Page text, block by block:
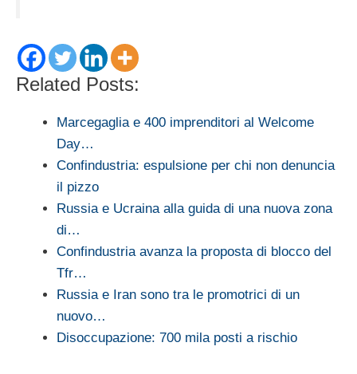
Related Posts:
Marcegaglia e 400 imprenditori al Welcome
Day…
Confindustria: espulsione per chi non denuncia
il pizzo
Russia e Ucraina alla guida di una nuova zona
di…
Confindustria avanza la proposta di blocco del
Tfr…
Russia e Iran sono tra le promotrici di un
nuovo…
Disoccupazione: 700 mila posti a rischio